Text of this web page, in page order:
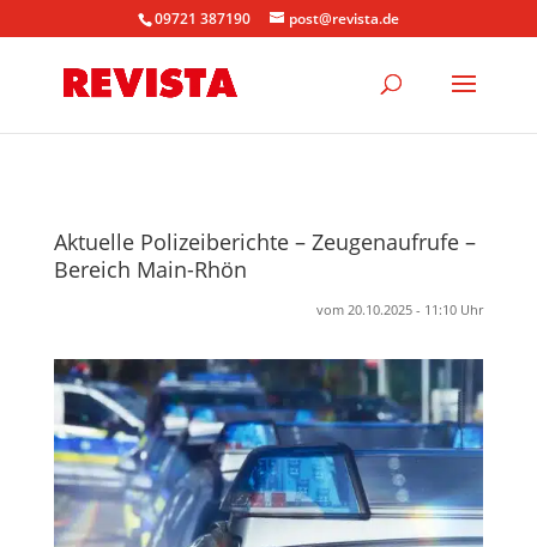
09721 387190 post@revista.de
Aktuelle Polizeiberichte – Zeugenaufrufe –
Bereich Main-Rhön
vom 20.10.2025 - 11:10 Uhr